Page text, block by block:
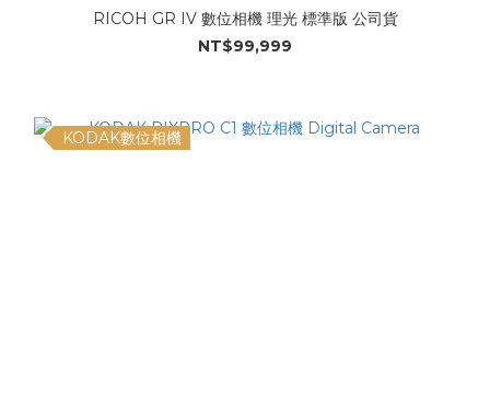
RICOH GR IV 數位相機 理光 標準版 公司貨
NT$99,999
KODAK數位相機